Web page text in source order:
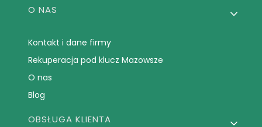
Linki w stopce
O NAS
Kontakt i dane firmy
Rekuperacja pod klucz Mazowsze
O nas
Blog
OBSŁUGA KLIENTA